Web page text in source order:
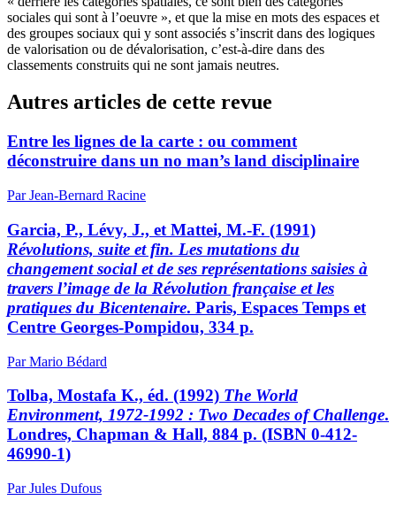
sociales qui sont à l’oeuvre », et que la mise en mots des espaces et
des groupes sociaux qui y sont associés s’inscrit dans des logiques
de valorisation ou de dévalorisation, c’est-à-dire dans des
classements construits qui ne sont jamais neutres.
Autres articles de cette revue
Entre les lignes de la carte : ou comment
déconstruire dans un no man’s land disciplinaire
Par Jean-Bernard Racine
Garcia, P., Lévy, J., et Mattei, M.-F. (1991)
Révolutions, suite et fin. Les mutations du
changement social et de ses représentations saisies à
travers l’image de la Révolution française et les
pratiques du Bicentenaire. Paris, Espaces Temps et
Centre Georges-Pompidou, 334 p.
Par Mario Bédard
Tolba, Mostafa K., éd. (1992) The World
Environment, 1972-1992 : Two Decades of Challenge.
Londres, Chapman & Hall, 884 p. (ISBN 0-412-
46990-1)
Par Jules Dufous